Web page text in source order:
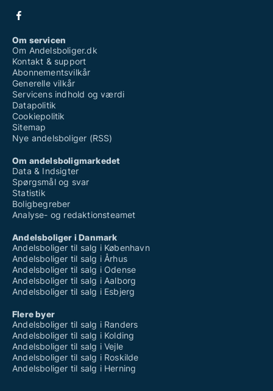
Om servicen
Om Andelsboliger.dk
Kontakt & support
Abonnementsvilkår
Generelle vilkår
Servicens indhold og værdi
Datapolitik
Cookiepolitik
Sitemap
Nye andelsboliger (RSS)
Om andelsboligmarkedet
Data & Indsigter
Spørgsmål og svar
Statistik
Boligbegreber
Analyse- og redaktionsteamet
Andelsboliger i Danmark
Andelsboliger til salg i København
Andelsboliger til salg i Århus
Andelsboliger til salg i Odense
Andelsboliger til salg i Aalborg
Andelsboliger til salg i Esbjerg
Flere byer
Andelsboliger til salg i Randers
Andelsboliger til salg i Kolding
Andelsboliger til salg i Vejle
Andelsboliger til salg i Roskilde
Andelsboliger til salg i Herning